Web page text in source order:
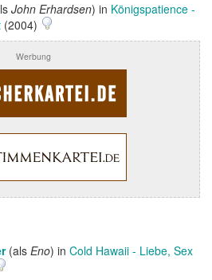
John Erhardsen) in Königspatience -
(2004)
Werbung
(als Eno) in Cold Hawaii - Liebe, Sex